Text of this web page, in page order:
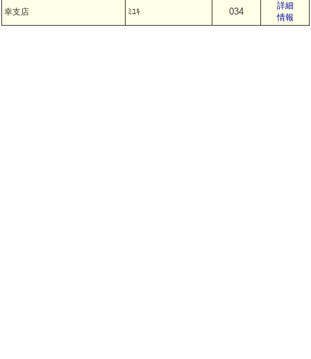
幸支店 ﾐﾕｷ 034
詳細
情報